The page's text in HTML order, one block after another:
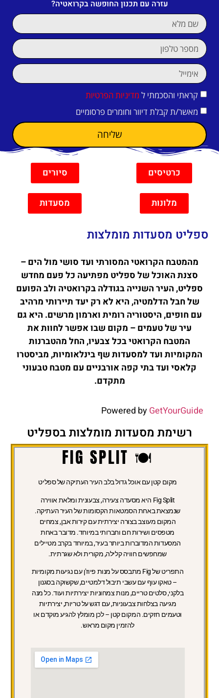
עזרה עם תכנון החופשה בקרואטיה?
קראתי והסכמתי ל מדיניות הפרטיות
מאשר/ת קבלת דיוור וחומרים פרסומיים
שליחה
כרטיסים סיורים
מלונות מסעדות
ספליט מסעדות מומלצות
מהמטבח הקרואטי המסורתי ועד סושי מול הים –
סצנת האוכל של ספליט מפתיעה כל פעם מחדש
ספליט, העיר השנייה בגודלה בקרואטיה ולב הפועם
של חבל הדלמטיה, היא לא רק יעד תיירותי מרהיב
עם חופים, היסטוריה רומית וארמון מרשים. היא גם
עיר של טעמים – מקום שבו אפשר לחוות את
המטבח הקרואטי בכל צבעיו, החל מהטברנות
המקומיות ועד למסעדות שף בינלאומיות, מביסטרו
קלאסי ועד בתי קפה אורבניים עם מטבח טבעוני
מתקדם.
Powered byGetYourGuide
רשימת מסעדות מומלצות בספליט
🍽 FIG SPLIT
מקום קטן עם אוכל גדול בלב העיר העתיקה של ספליט
Fig Split היא מסעדה צעירה, צבעונית ומלאת אווירה
שנמצאת באחת הסמטאות הקסומות של העיר העתיקה.
המקום מעוצב בצורה יצירתית עם קירות אבן, צמחים
מטפסים ושירות חם וחברותי במיוחד. מדובר באחת
המסעדות המדוברות ביותר בעיר, במיוחד בקרב מטיילים
שמחפשים חוויה קלילה, מקורית ולא שגרתית.
התפריט של Fig מתבסס על מנות פיוז'ן עם נגיעות מקומיות
– טאקו עוף עם עשבי תיבול דלמטיים, שקשוקה בסגנון
בלקני, סלטים טריים, מנות צמחוניות יצירתיות ועוד. כל מנה
מגיעה בצלחות צבעוניות, עם דגש על טריות, יצירתיות
וטעמים חזקים. המקום קטן – לכן מומלץ להגיע מוקדם או
להזמין מקום מראש.